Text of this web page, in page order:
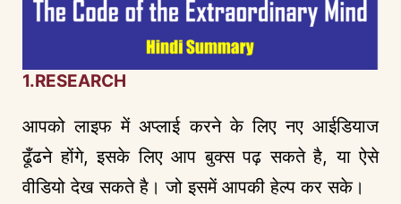
1.RESEARCH
आपको लाइफ में अप्लाई करने के लिए नए आईडियाज
ढूँढने होंगे, इसके लिए आप बुक्स पढ़ सकते है, या ऐसे
वीडियो देख सकते है। जो इसमें आपकी हेल्प कर सके।